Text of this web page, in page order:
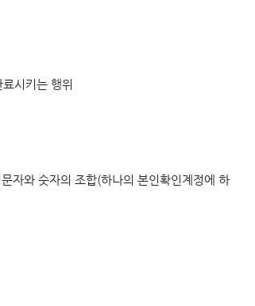
시키는 행위
자와 숫자의 조합(하나의 본인확인계정에 하